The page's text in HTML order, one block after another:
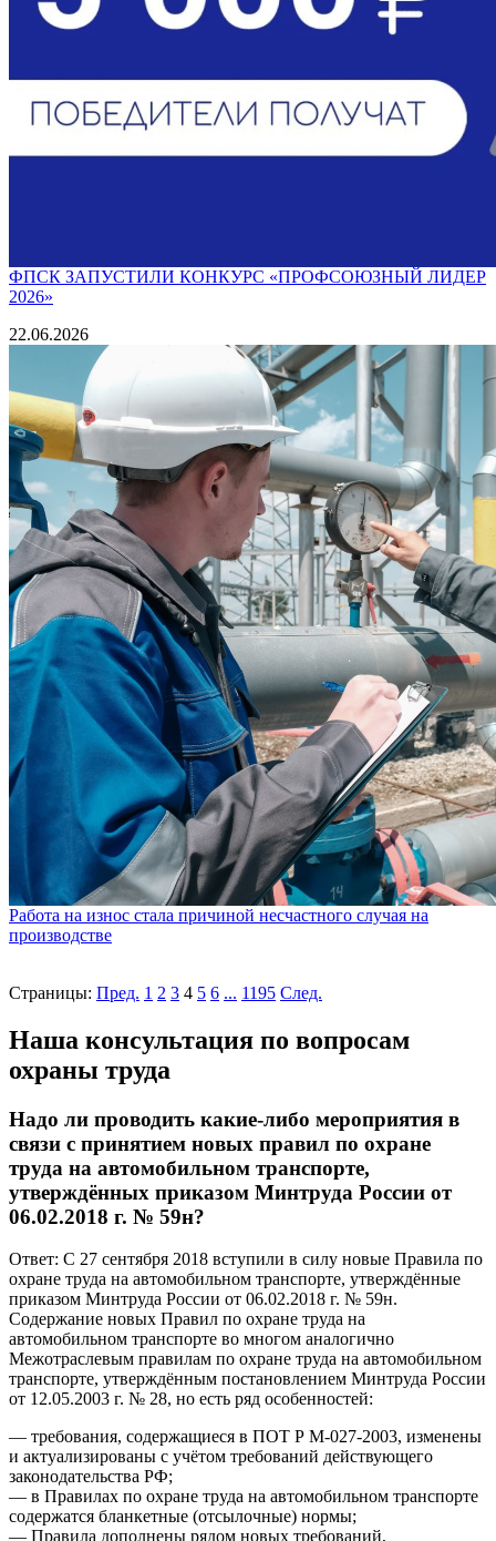
ФПСК ЗАПУСТИЛИ КОНКУРС «ПРОФСОЮЗНЫЙ ЛИДЕР
2026»
22.06.2026
Работа на износ стала причиной несчастного случая на
производстве
Страницы: Пред. 1 2 3 4 5 6 ... 1195 След.
Наша консультация по вопросам
охраны труда
Надо ли проводить какие-либо мероприятия в
связи с принятием новых правил по охране
труда на автомобильном транспорте,
утверждённых приказом Минтруда России от
06.02.2018 г. № 59н?
Ответ: С 27 сентября 2018 вступили в силу новые Правила по
охране труда на автомобильном транспорте, утверждённые
приказом Минтруда России от 06.02.2018 г. № 59н.
Содержание новых Правил по охране труда на
автомобильном транспорте во многом аналогично
Межотраслевым правилам по охране труда на автомобильном
транспорте, утверждённым постановлением Минтруда России
от 12.05.2003 г. № 28, но есть ряд особенностей:
— требования, содержащиеся в ПОТ Р М-027-2003, изменены
и актуализированы с учётом требований действующего
законодательства РФ;
— в Правилах по охране труда на автомобильном транспорте
содержатся бланкетные (отсылочные) нормы;
— Правила дополнены рядом новых требований,